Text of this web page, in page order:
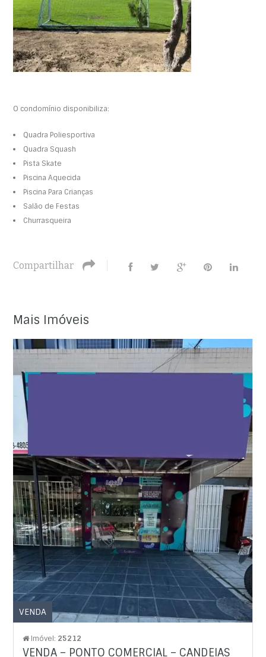
O condomínio disponibiliza:
Quadra Poliesportiva
Quadra Squash
Pista Skate
Piscina Aquecida
Piscina Para Crianças
Salão de Festas
Churrasqueira
Compartilhar
Mais Imóveis
VENDA
Imóvel: 25212
VENDA – PONTO COMERCIAL – CANDEIAS